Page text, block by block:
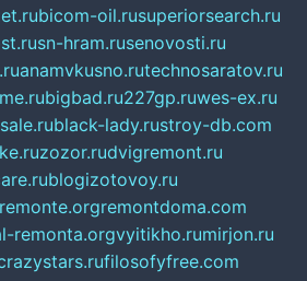
bicom-oil.rusuperiorsearch.ru
sn-hram.rusenovosti.ru
anamvkusno.rutechnosaratov.ru
bigbad.ru227gp.ruwes-ex.ru
black-lady.rustroy-db.com
zozor.rudvigremont.ru
blogizotovoy.ru
remontdoma.com
remonta.orgvyitikho.rumirjon.ru
filosofyfree.com